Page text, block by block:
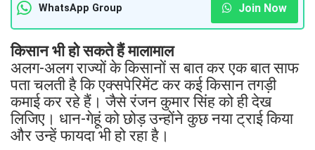
WhatsApp Group Join Now
किसान भी हो सकते हैं मालामाल
अलग-अलग राज्यों के किसानों स बात कर एक बात साफ
पता चलती है कि एक्सपेरिमेंट कर कई किसान तगड़ी
कमाई कर रहे हैं। जैसे रंजन कुमार सिंह को ही देख
लिजिए। धान-गेहूं को छोड़ उन्होंने कुछ नया ट्राई किया
और उन्हें फायदा भी हो रहा है।